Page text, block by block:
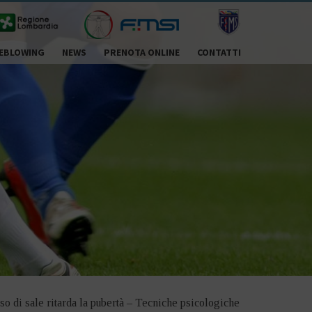
NEWS PRENOTA ONLINE CONTATTI
di sale ritarda la pubertà – Tecniche psicologiche